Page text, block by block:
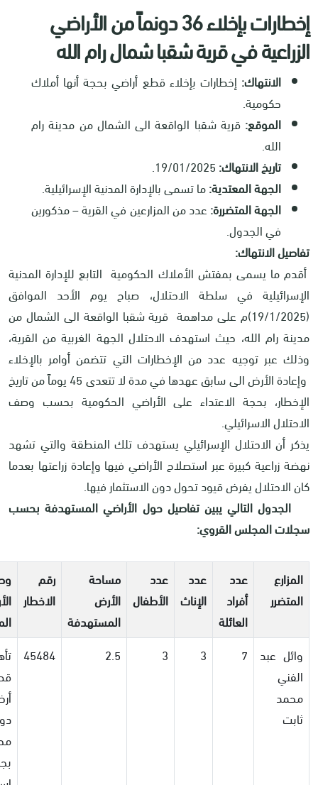
إخطارات بإخلاء 36 دونماً من الأراضي
الزراعية في قرية شقبا شمال رام الله
الانتهاك: إخطارات بإخلاء قطع أراضي بحجة أنها أملاك
حكومية.
الموقع:قرية شقبا الواقعة الى الشمال من مدينة رام
الله.
تاريخ الانتهاك:19/01/2025.
الجهة المعتدية:ما تسمى بالإدارة المدنية الإسرائيلية.
الجهة المتضررة:عدد من المزارعين في القرية – مذكورين
في الجدول.
تفاصيل الانتهاك:
أقدم ما يسمى بمفتش الأملاك الحكومية التابع للإدارة المدنية
الإسرائيلية في سلطة الاحتلال، صباح يوم الأحد الموافق
(19/1/2025)م على مداهمة قرية شقبا الواقعة الى الشمال من
مدينة رام الله، حيث استهدف الاحتلال الجهة الغربية من القرية،
وذلك عبر توجيه عدد من الإخطارات التي تتضمن أوامر بالإخلاء
وإعادة الأرض الى سابق عهدها في مدة لا تتعدى 45 يوماً من تاريخ
الإخطار، بحجة الاعتداء على الأراضي الحكومية بحسب وصف
الاحتلال الاسرائيلي.
يذكر أن الاحتلال الإسرائيلي يستهدف تلك المنطقة والتي تشهد
نهضة زراعية كبيرة عبر استصلاح الأراضي فيها وإعادة زراعتها بعدما
كان الاحتلال يفرض قيود تحول دون الاستثمار فيها.
الجدول التالي يبين تفاصيل حول الأراضي المستهدفة بحسب
سجلات المجلس القروي:
المزارع
المتضرر
عدد
أفراد
العائلة
عدد
الإناث
عدد
الأطفال
مساحة
الأرض
المستهدفة
رقم
الاخطار
وائل عبد
الفني
محمد
ثابت
7
3
3
2.5
45484